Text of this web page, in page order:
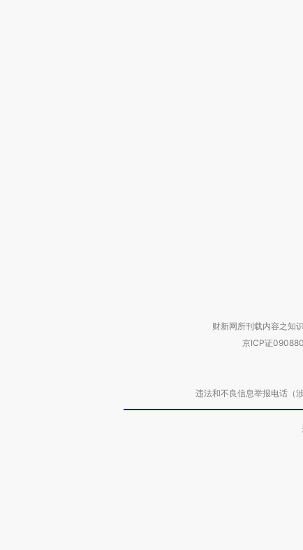
财新网所刊载内容之知
京ICP证
违法和不良信息举报电话